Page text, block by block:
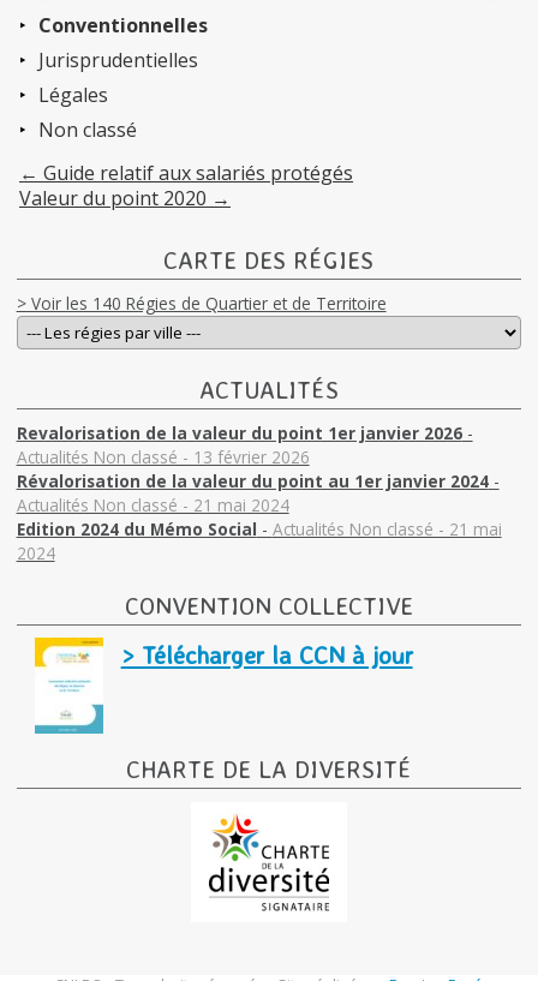
Conventionnelles
Jurisprudentielles
Légales
Non classé
← Guide relatif aux salariés protégés
Valeur du point 2020 →
CARTE DES RÉGIES
> Voir les 140 Régies de Quartier et de Territoire
ACTUALITÉS
Revalorisation de la valeur du point 1er janvier 2026-
Actualités Non classé - 13 février 2026
Révalorisation de la valeur du point au 1er janvier 2024-
Actualités Non classé - 21 mai 2024
Edition 2024 du Mémo Social - Actualités Non classé - 21 mai
2024
CONVENTION COLLECTIVE
> Télécharger la CCN à jour
CHARTE DE LA DIVERSITÉ